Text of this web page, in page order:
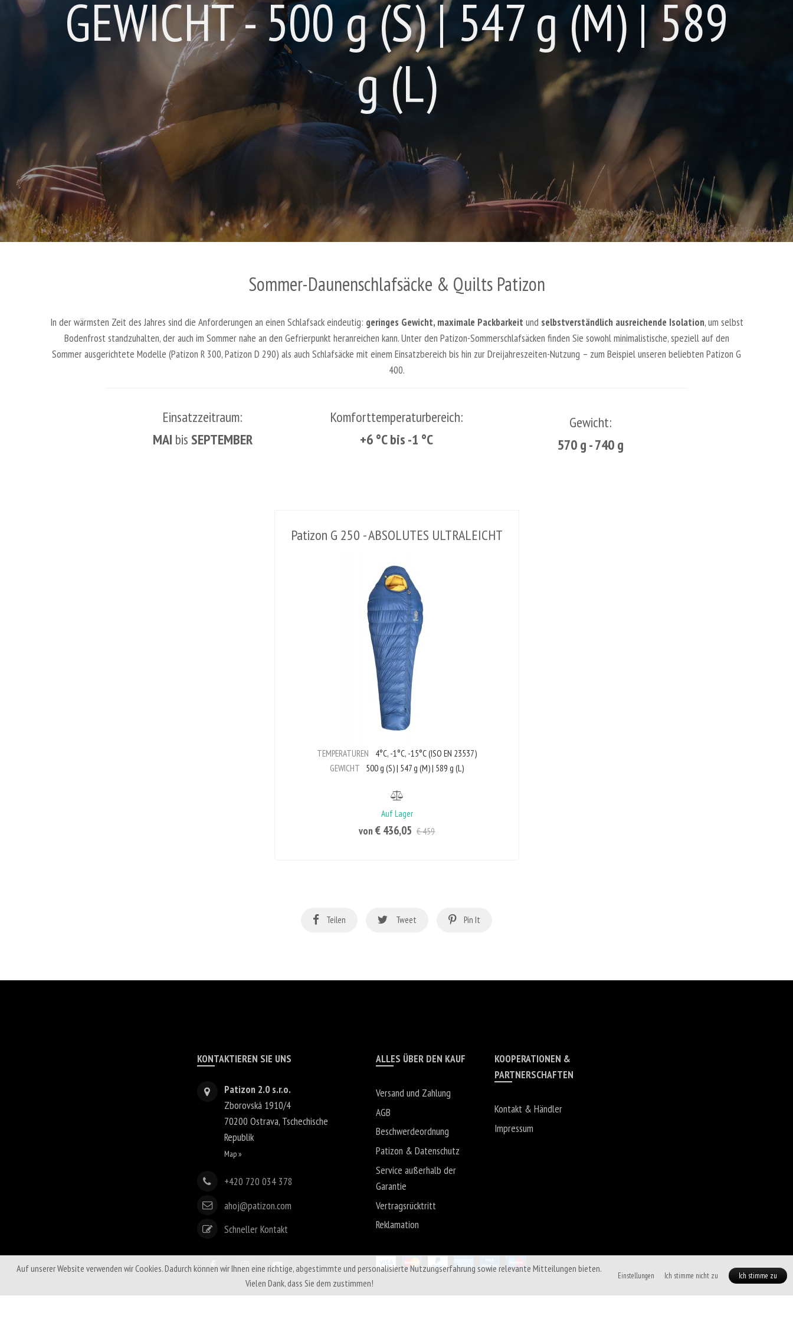
GEWICHT - 500 g (S) | 547 g (M) | 589
g (L)
Sommer-Daunenschlafsäcke & Quilts Patizon
In der wärmsten Zeit des Jahres sind die Anforderungen an einen Schlafsack eindeutig: geringes Gewicht, maximale Packbarkeit und selbstverständlich ausreichende Isolation, um selbst
Bodenfrost standzuhalten, der auch im Sommer nahe an den Gefrierpunkt heranreichen kann. Unter den Patizon-Sommerschlafsäcken finden Sie sowohl minimalistische, speziell auf den
Sommer ausgerichtete Modelle (Patizon R 300, Patizon D 290) als auch Schlafsäcke mit einem Einsatzbereich bis hin zur Dreijahreszeiten-Nutzung – zum Beispiel unseren beliebten Patizon G
400.
Einsatzzeitraum:
MAI bis SEPTEMBER
Komforttemperaturbereich:
+6 °C bis -1 °C
Gewicht:
570 g - 740 g
Patizon G 250 - ABSOLUTES ULTRALEICHT
TEMPERATUREN
4°C, -1°C, -15°C (ISO EN 23537)
GEWICHT 500 g (S) | 547 g (M) | 589 g (L)
Auf Lager
von€ 436,05 € 459
Teilen Tweet Pin It
KONTAKTIEREN SIE UNS
Patizon 2.0 s.r.o.
Zborovská 1910/4
70200Ostrava, Tschechische
Republik
Map »
+420 720 034 378
ahoj@patizon.com
Schneller Kontakt
ALLES ÜBER DEN KAUF
Versand und Zahlung
AGB
Beschwerdeordnung
Patizon & Datenschutz
Service außerhalb der
Garantie
Vertragsrücktritt
Reklamation
KOOPERATIONEN &
PARTNERSCHAFTEN
Kontakt & Händler
Impressum
Auf unserer Website verwenden wir Cookies. Dadurch können wir Ihnen eine richtige, abgestimmte und personalisierte Nutzungserfahrung sowie relevante Mitteilungen bieten.
Vielen Dank, dass Sie dem zustimmen!
Einstellungen Ich stimme nicht zu Ich stimme zu